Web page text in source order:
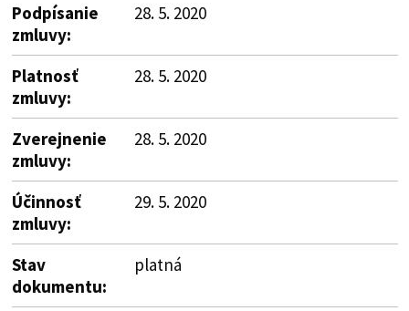
Podpísanie
zmluvy:
28. 5. 2020
Platnosť
zmluvy:
28. 5. 2020
Zverejnenie
zmluvy:
28. 5. 2020
Účinnosť
zmluvy:
29. 5. 2020
Stav
dokumentu:
platná